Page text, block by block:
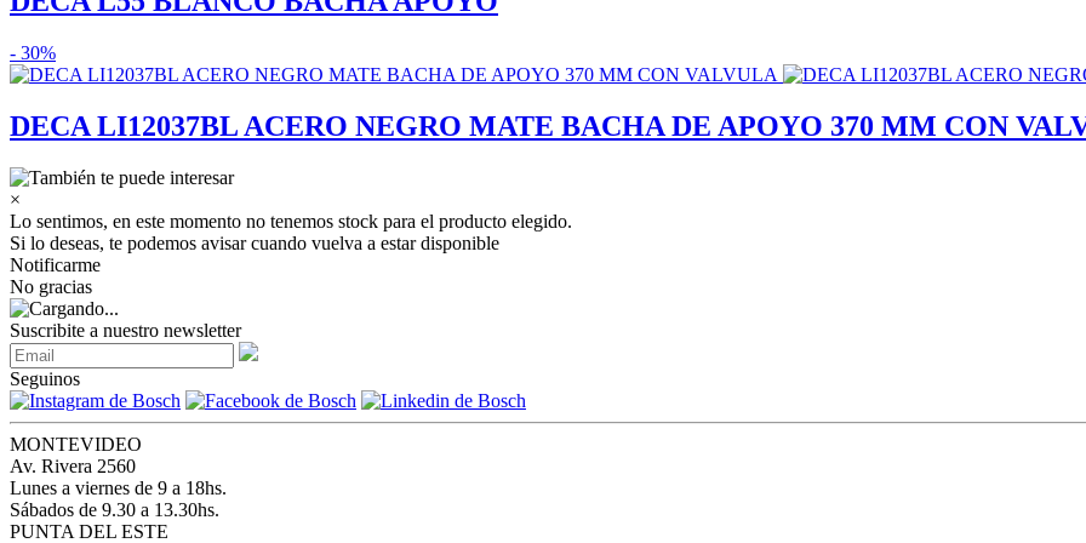
- 30%
DECA LI12037BL ACERO NEGRO MATE BACHA DE APOYO 370 MM CON
×
Lo sentimos, en este momento no tenemos stock para el producto elegido.
Si lo deseas, te podemos avisar cuando vuelva a estar disponible
Notificarme
No gracias
Suscribite a nuestro newsletter
Seguinos
MONTEVIDEO
Av. Rivera 2560
Lunes a viernes de 9 a 18hs.
Sábados de 9.30 a 13.30hs.
PUNTA DEL ESTE